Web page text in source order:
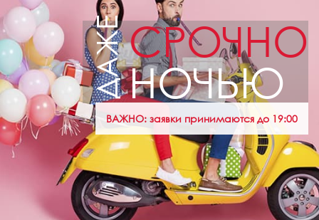
ДАЖЕСРОЧНО
НОЧЬЮ
ВАЖНО: заявки принимаются до 19:00